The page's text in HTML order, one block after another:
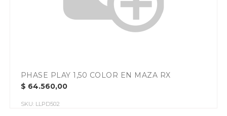
PHASE PLAY 1,50 COLOR EN MAZA RX
$ 64.560,00
SKU: LLPD502